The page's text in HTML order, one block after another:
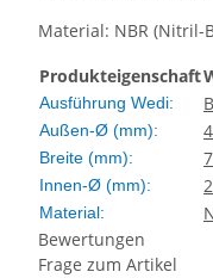
Material: NBR (Nitril-
Produkteigenschaft
Ausführung Wedi:
Außen-Ø (mm):
Breite (mm):
Innen-Ø (mm):
Material:
Bewertungen
Frage zum Artikel